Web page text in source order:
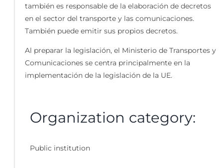
también es responsable de la elaboración de decretos
en el sector del transporte y las comunicaciones.
También puede emitir sus propios decretos.
Al preparar la legislación, el Ministerio de Transportes y
Comunicaciones se centra principalmente en la
implementación de la legislación de la UE.
Organization category:
Public institution